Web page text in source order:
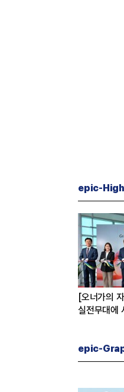
epic-
Speech] 삼성전자 노태
표의 차세대 갤럭시 전략
epic-